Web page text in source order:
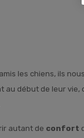
les chiens, ils
au début de leur vie,
autant de confort